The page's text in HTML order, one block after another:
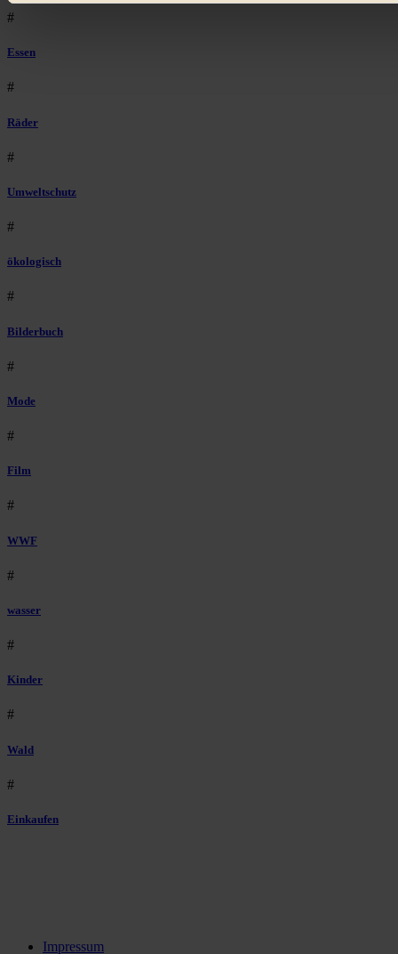
#
Essen
#
Räder
#
Umweltschutz
#
ökologisch
#
Bilderbuch
#
Mode
#
Film
#
WWF
#
wasser
#
Kinder
#
Wald
#
Einkaufen
Impressum